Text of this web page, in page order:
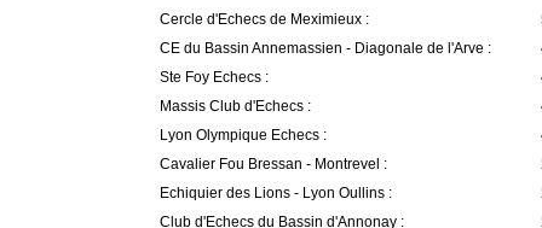
Cercle d'Echecs de Meximieux :
CE du Bassin Annemassien - Diagonale de l'Arve :
Ste Foy Echecs :
Massis Club d'Echecs :
Lyon Olympique Echecs :
Cavalier Fou Bressan - Montrevel :
Echiquier des Lions - Lyon Oullins :
Club d'Echecs du Bassin d'Annonay :